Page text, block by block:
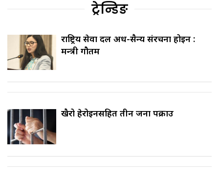
ट्रेन्डिङ
राष्ट्रिय सेवा दल अर्ध-सैन्य संरचना होइन :
मन्त्री गौतम
खैरो हेरोइनसहित तीन जना पक्राउ